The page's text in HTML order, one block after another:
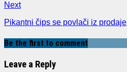
Next
Pikantni čips se povlači iz prodaje
Be the first to comment
Leave a Reply